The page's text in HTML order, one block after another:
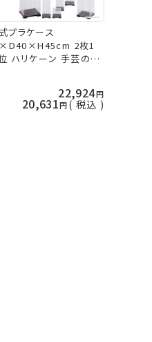
プラケース
2枚1
ハリケーン 手芸の山
22,924
20,631 税込